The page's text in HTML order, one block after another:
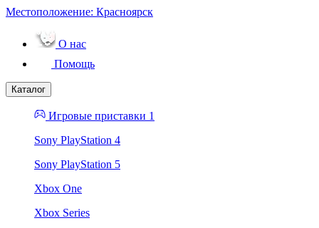
Местоположение: Красноярск
О нас
Помощь
Каталог
Игровые приставки 1
Sony PlayStation 4
Sony PlayStation 5
Xbox One
Xbox Series